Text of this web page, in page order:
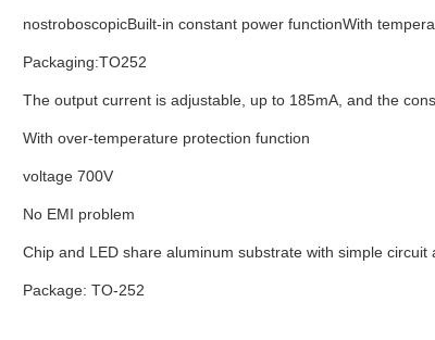
nostroboscopicBuilt-in constant power functionWith
Packaging:TO252
The output current is adjustable, up to 185mA, and the
With over-temperature protection function
voltage 700V
No EMI problem
Chip and LED share aluminum substrate with simple circuit
Package: TO-252